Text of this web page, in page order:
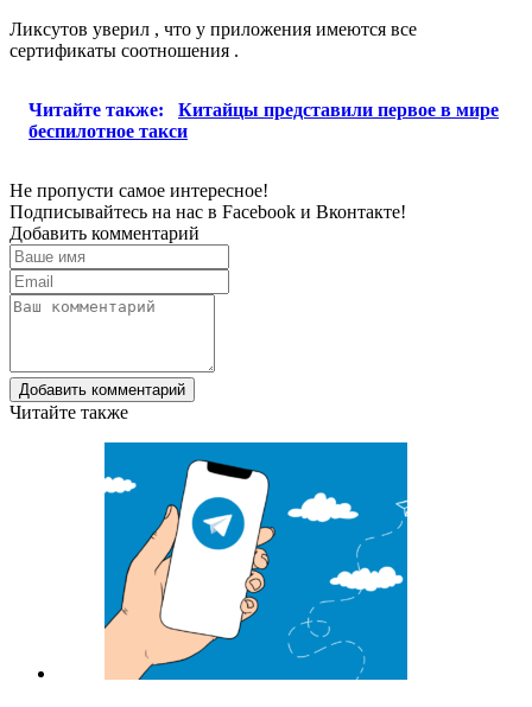
Ликсутов уверил , что у приложения имеются все
сертификаты соотношения .
Читайте также:
Китайцы представили первое в мире
беспилотное такси
Не пропусти самое интересное!
Подписывайтесь на нас в Facebook и Вконтакте!
Добавить комментарий
Добавить комментарий
Читайте также